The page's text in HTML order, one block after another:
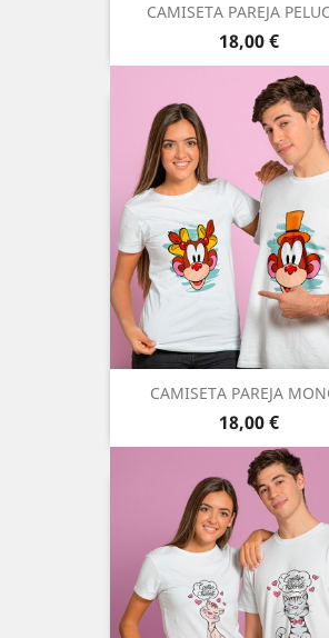
CAMISETA PAREJA
Precio
18,00 €
CAMISETA PAREJA
Precio
18,00 €